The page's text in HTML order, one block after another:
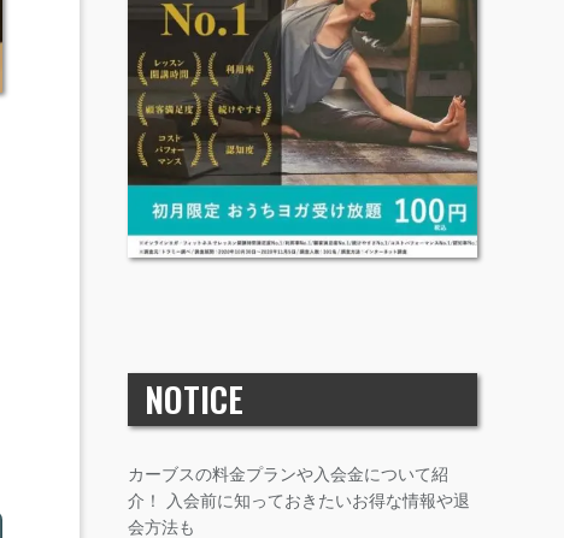
NOTICE
カーブスの料金プランや入会金について紹
介！ 入会前に知っておきたいお得な情報や退
会方法も